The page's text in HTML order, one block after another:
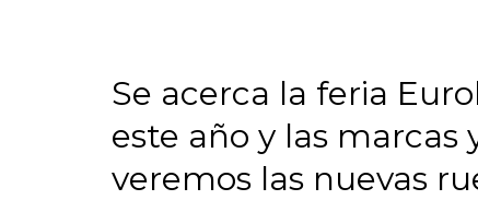
Se acerca la feria
este año y las
veremos las nuevas